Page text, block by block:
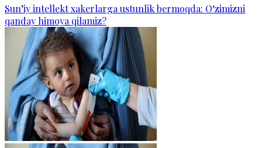
Sun’iy intellekt xakerlarga ustunlik bermoqda: O‘zimizni
qanday himoya qilamiz?